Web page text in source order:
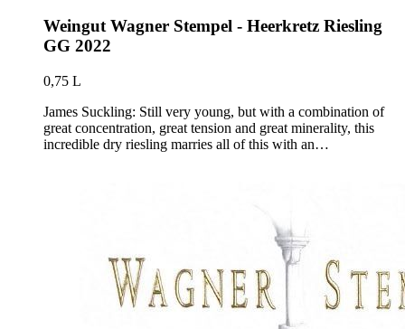
Weingut Wagner Stempel - Heerkretz Riesling
GG 2022
0,75 L
James Suckling: Still very young, but with a combination of
great concentration, great tension and great minerality, this
incredible dry riesling marries all of this with an…